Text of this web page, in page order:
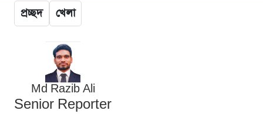
প্রচ্ছদ খেলা
Md Razib Ali
Senior Reporter